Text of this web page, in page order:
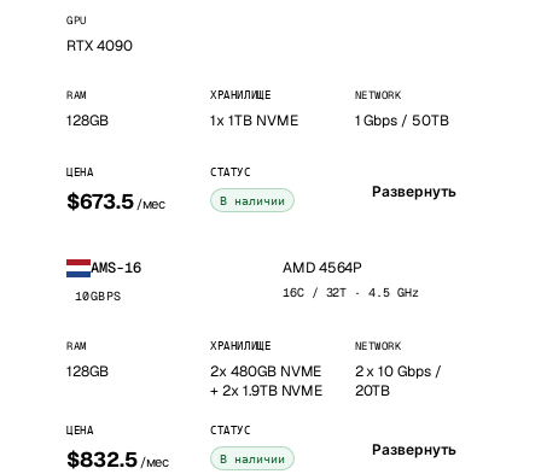
GPU
RTX 4090
RAM
128GB
ХРАНИЛИЩЕ
1x 1TB NVME
NETWORK
1 Gbps / 50TB
ЦЕНА
$673.5 /мес
СТАТУС
В наличии Развернуть
AMS-16
10GBPS
AMD 4564P
16C / 32T · 4.5 GHz
RAM
128GB
ХРАНИЛИЩЕ
2x 480GB NVME
+ 2x 1.9TB NVME
NETWORK
2 x 10 Gbps /
20TB
ЦЕНА
$832.5 /мес
СТАТУС
В наличии Развернуть